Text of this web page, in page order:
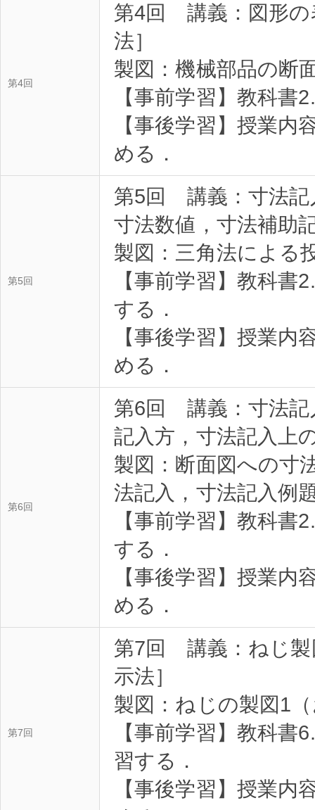
第4回
第4回 講義：図形の
法］
製図：機械部品の断
【事前学習】教科書
【事後学習】授業
める．
第5回
第5回 講義：寸法記
寸法数値，寸法補助
製図：三角法による
【事前学習】教科書
する．
【事後学習】授業
める．
第6回
第6回 講義：寸法記
記入方，寸法記入上
製図：断面図への寸
法記入，寸法記入例
【事前学習】教科書
する．
【事後学習】授業
める．
第7回
第7回 講義：ねじ製
示法］
製図：ねじの製図1
【事前学習】教科書
習する．
【事後学習】授業